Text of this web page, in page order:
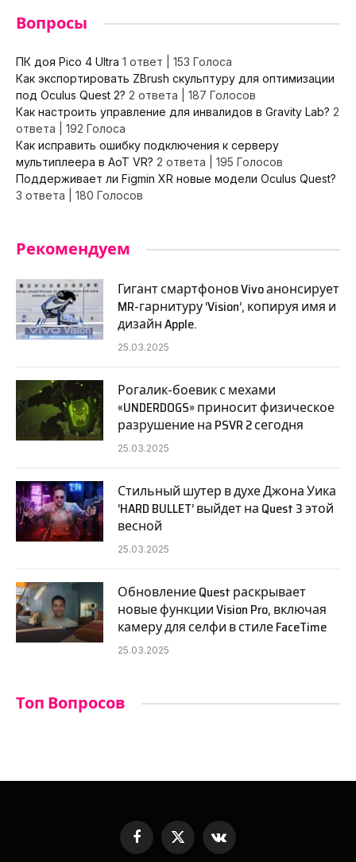
Вопросы
ПК доя Pico 4 Ultra 1 ответ
153 Голоса
Как экспортировать ZBrush скульптуру для оптимизации
под Oculus Quest 2? 2 ответа
187 Голосов
Как настроить управление для инвалидов в Gravity Lab? 2
ответа
192 Голоса
Как исправить ошибку подключения к серверу
мультиплеера в AoT VR? 2 ответа
195 Голосов
Поддерживает ли Figmin XR новые модели Oculus Quest?
3 ответа
180 Голосов
Рекомендуем
Гигант смартфонов Vivo анонсирует
MR-гарнитуру ‘Vision’, копируя имя и
дизайн Apple.
25.03.2025
Рогалик-боевик с мехами
«UNDERDOGS» приносит физическое
разрушение на PSVR 2 сегодня
25.03.2025
Стильный шутер в духе Джона Уика
‘HARD BULLET’ выйдет на Quest 3 этой
весной
25.03.2025
Обновление Quest раскрывает
новые функции Vision Pro, включая
камеру для селфи в стиле FaceTime
25.03.2025
Топ Вопросов
Facebook
X
VKontakte